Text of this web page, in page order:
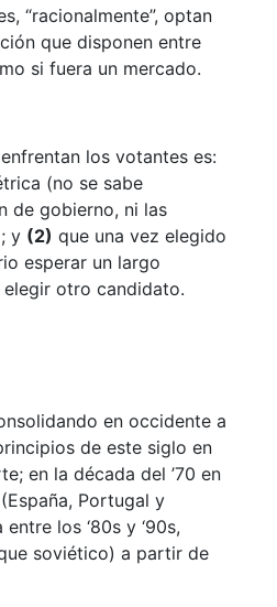
“racionalmente”, optan
que disponen entre
si fuera un mercado.
los votantes es:
(no se sabe
de gobierno, ni las
y (2) que una vez elegido
esperar un largo
otro candidato.
en occidente a
de este siglo en
en la década del ’70 en
Portugal y
los ‘80s y ‘90s,
soviético) a partir de